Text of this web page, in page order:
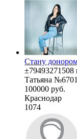
Стану
±79493271508
Татьяна
100000 руб.
Краснодар
1074